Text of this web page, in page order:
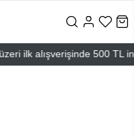
alışverişinde 500 TL